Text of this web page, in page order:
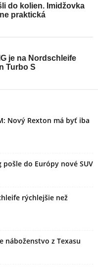
Nový Rexton má byť iba
do Európy nové SUV
rýchlejšie než
náboženstvo z Texasu